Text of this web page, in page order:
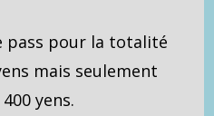
pass pour la totalité
mais seulement
yens.